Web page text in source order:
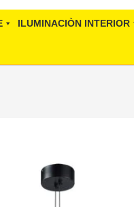
ILUMINACIÒN INTERIOR